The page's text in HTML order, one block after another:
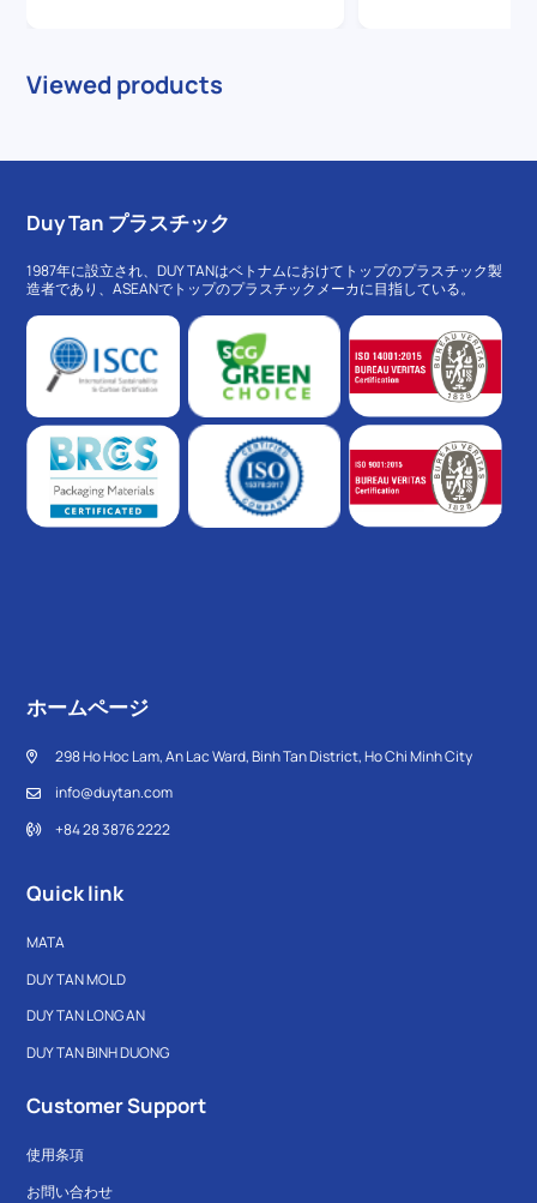
Viewed products
Duy Tan プラスチック
1987年に設立され、DUY TANはベトナムにおけてトップのプラスチック製
造者であり、ASEANでトップのプラスチックメーカに目指している。
ホームページ
298 Ho Hoc Lam, An Lac Ward, Binh Tan District, Ho Chi Minh City
info@duytan.com
+84 28 3876 2222
Quick link
MATA
DUY TAN MOLD
DUY TAN LONG AN
DUY TAN BINH DUONG
Customer Support
使用条項
お問い合わせ